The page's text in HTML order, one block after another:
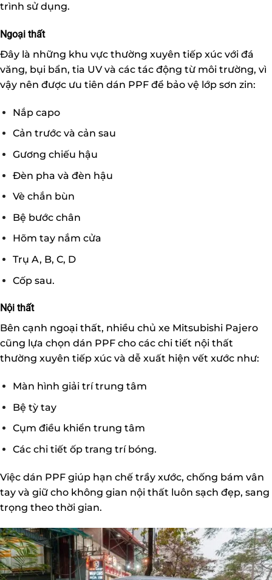
trình sử dụng.
Ngoại thất
Đây là những khu vực thường xuyên tiếp xúc với đá
văng, bụi bẩn, tia UV và các tác động từ môi trường, vì
vậy nên được ưu tiên dán PPF để bảo vệ lớp sơn zin:
Nắp capo
Cản trước và cản sau
Gương chiếu hậu
Đèn pha và đèn hậu
Vè chắn bùn
Bệ bước chân
Hõm tay nắm cửa
Trụ A, B, C, D
Cốp sau.
Nội thất
Bên cạnh ngoại thất, nhiều chủ xe Mitsubishi Pajero
cũng lựa chọn dán PPF cho các chi tiết nội thất
thường xuyên tiếp xúc và dễ xuất hiện vết xước như:
Màn hình giải trí trung tâm
Bệ tỳ tay
Cụm điều khiển trung tâm
Các chi tiết ốp trang trí bóng.
Việc dán PPF giúp hạn chế trầy xước, chống bám vân
tay và giữ cho không gian nội thất luôn sạch đẹp, sang
trọng theo thời gian.